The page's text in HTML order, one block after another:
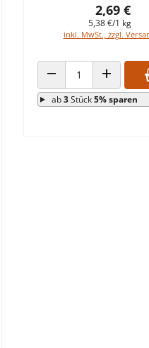
2,69 €
5,38 €/1 kg
inkl. MwSt., zzgl.
ANZAHL VERRINGERN
ANZAHL
ab3Stück5% sparen